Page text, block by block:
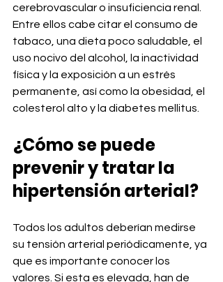
cerebrovascular o insuficiencia renal.
Entre ellos cabe citar el consumo de
tabaco, una dieta poco saludable, el
uso nocivo del alcohol, la inactividad
física y la exposición a un estrés
permanente, así como la obesidad, el
colesterol alto y la diabetes mellitus.
¿Cómo se puede
prevenir y tratar la
hipertensión arterial?
Todos los adultos deberían medirse
su tensión arterial periódicamente, ya
que es importante conocer los
valores. Si esta es elevada, han de